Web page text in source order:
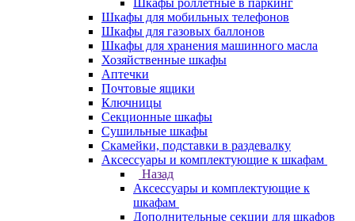
Шкафы роллетные в паркинг
Шкафы для мобильных телефонов
Шкафы для газовых баллонов
Шкафы для хранения машинного масла
Хозяйственные шкафы
Аптечки
Почтовые ящики
Ключницы
Секционные шкафы
Сушильные шкафы
Скамейки, подставки в раздевалку
Аксессуары и комплектующие к шкафам
Назад
Аксессуары и комплектующие к
шкафам
Дополнительные секции для шкафов